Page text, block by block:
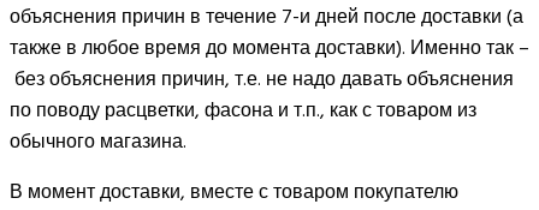
объяснения причин в течение 7-и дней после доставки (а
также в любое время до момента доставки). Именно так –
без объяснения причин, т.е. не надо давать объяснения
по поводу расцветки, фасона и т.п., как с товаром из
обычного магазина.
В момент доставки, вместе с товаром покупателю